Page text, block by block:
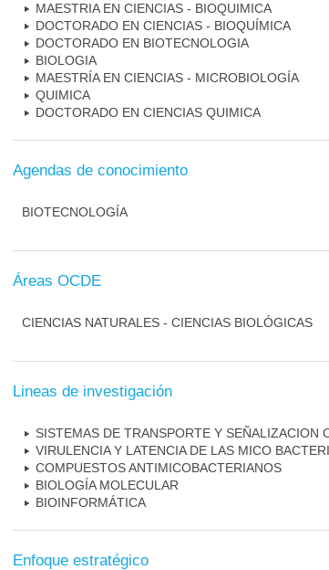
MAESTRIA EN CIENCIAS - BIOQUIMICA
DOCTORADO EN CIENCIAS - BIOQUÍMICA
DOCTORADO EN BIOTECNOLOGIA
BIOLOGIA
MAESTRÍA EN CIENCIAS - MICROBIOLOGÍA
QUIMICA
DOCTORADO EN CIENCIAS QUIMICA
Agendas de conocimiento
BIOTECNOLOGÍA
Áreas OCDE
CIENCIAS NATURALES - CIENCIAS BIOLÓGICAS
Lineas de investigación
SISTEMAS DE TRANSPORTE Y SEÑALIZACION
VIRULENCIA Y LATENCIA DE LAS MICO
COMPUESTOS ANTIMICOBACTERIANOS
BIOLOGÍA MOLECULAR
BIOINFORMÁTICA
Enfoque estratégico